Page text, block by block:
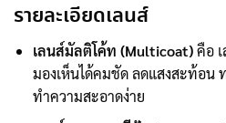
รายละเอียดเลนส์
เลนส์มัลติโค้ท (Multicoat)คือ เ
มองเห็นได้คมชัด ลดแสงสะท้อน
ทำความสะอาดง่าย